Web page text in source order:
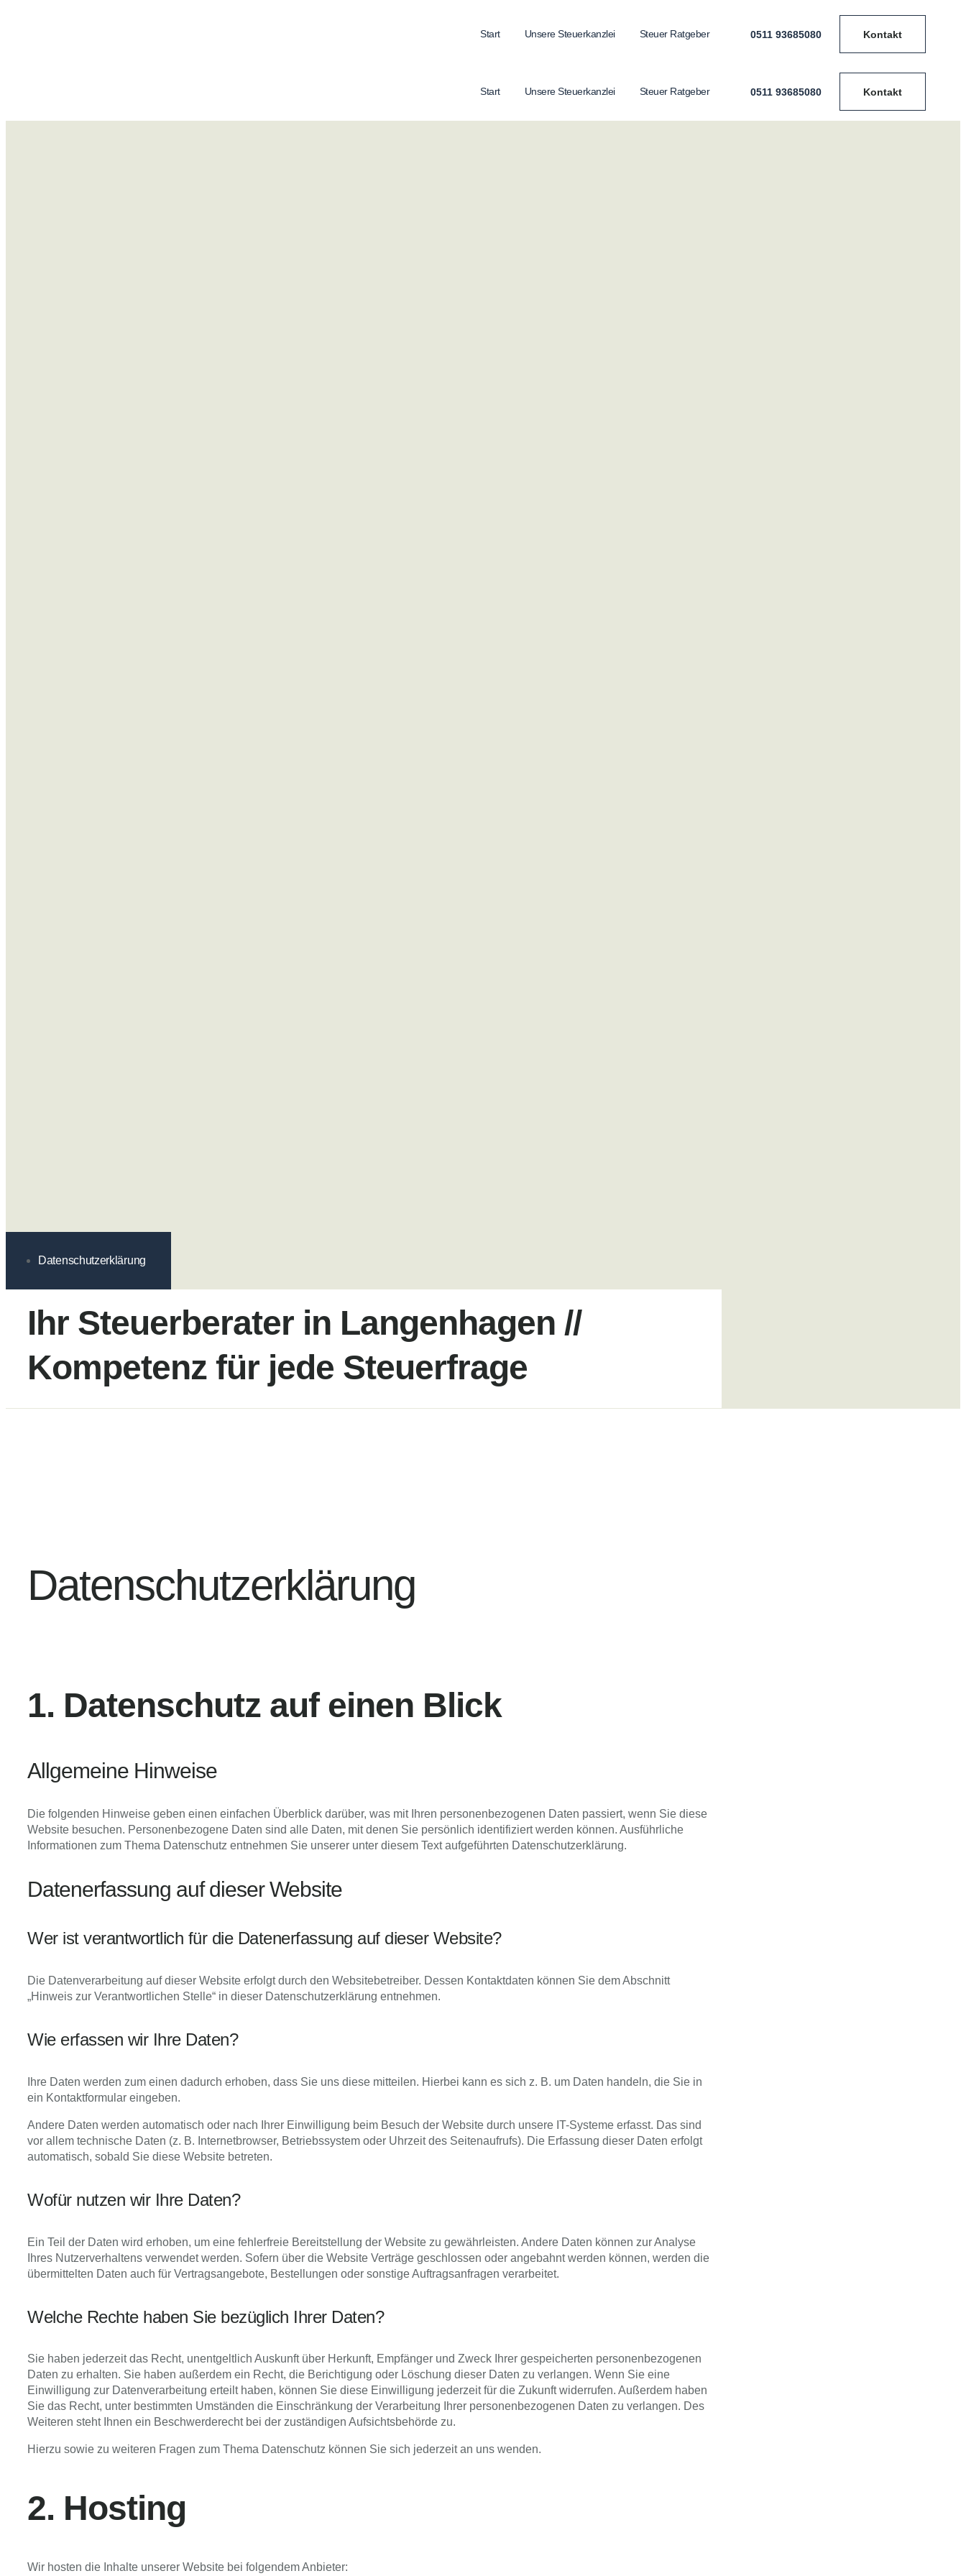
Start Unsere Steuerkanzlei Steuer Ratgeber 0511 93685080 Kontakt
Start Unsere Steuerkanzlei Steuer Ratgeber 0511 93685080 Kontakt
Datenschutzerklärung
Ihr Steuerberater in Langenhagen //
Kompetenz für jede Steuerfrage
Datenschutz­erklärung
1. Datenschutz auf einen Blick
Allgemeine Hinweise
Die folgenden Hinweise geben einen einfachen Überblick darüber, was mit Ihren personenbezogenen Daten passiert, wenn Sie diese
Website besuchen. Personenbezogene Daten sind alle Daten, mit denen Sie persönlich identifiziert werden können. Ausführliche
Informationen zum Thema Datenschutz entnehmen Sie unserer unter diesem Text aufgeführten Datenschutzerklärung.
Datenerfassung auf dieser Website
Wer ist verantwortlich für die Datenerfassung auf dieser Website?
Die Datenverarbeitung auf dieser Website erfolgt durch den Websitebetreiber. Dessen Kontaktdaten können Sie dem Abschnitt
„Hinweis zur Verantwortlichen Stelle“ in dieser Datenschutzerklärung entnehmen.
Wie erfassen wir Ihre Daten?
Ihre Daten werden zum einen dadurch erhoben, dass Sie uns diese mitteilen. Hierbei kann es sich z. B. um Daten handeln, die Sie in
ein Kontaktformular eingeben.
Andere Daten werden automatisch oder nach Ihrer Einwilligung beim Besuch der Website durch unsere IT-Systeme erfasst. Das sind
vor allem technische Daten (z. B. Internetbrowser, Betriebssystem oder Uhrzeit des Seitenaufrufs). Die Erfassung dieser Daten erfolgt
automatisch, sobald Sie diese Website betreten.
Wofür nutzen wir Ihre Daten?
Ein Teil der Daten wird erhoben, um eine fehlerfreie Bereitstellung der Website zu gewährleisten. Andere Daten können zur Analyse
Ihres Nutzerverhaltens verwendet werden. Sofern über die Website Verträge geschlossen oder angebahnt werden können, werden die
übermittelten Daten auch für Vertragsangebote, Bestellungen oder sonstige Auftragsanfragen verarbeitet.
Welche Rechte haben Sie bezüglich Ihrer Daten?
Sie haben jederzeit das Recht, unentgeltlich Auskunft über Herkunft, Empfänger und Zweck Ihrer gespeicherten personenbezogenen
Daten zu erhalten. Sie haben außerdem ein Recht, die Berichtigung oder Löschung dieser Daten zu verlangen. Wenn Sie eine
Einwilligung zur Datenverarbeitung erteilt haben, können Sie diese Einwilligung jederzeit für die Zukunft widerrufen. Außerdem haben
Sie das Recht, unter bestimmten Umständen die Einschränkung der Verarbeitung Ihrer personenbezogenen Daten zu verlangen. Des
Weiteren steht Ihnen ein Beschwerderecht bei der zuständigen Aufsichtsbehörde zu.
Hierzu sowie zu weiteren Fragen zum Thema Datenschutz können Sie sich jederzeit an uns wenden.
2. Hosting
Wir hosten die Inhalte unserer Website bei folgendem Anbieter: